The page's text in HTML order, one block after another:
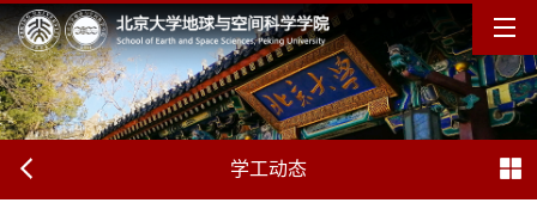
学工动态